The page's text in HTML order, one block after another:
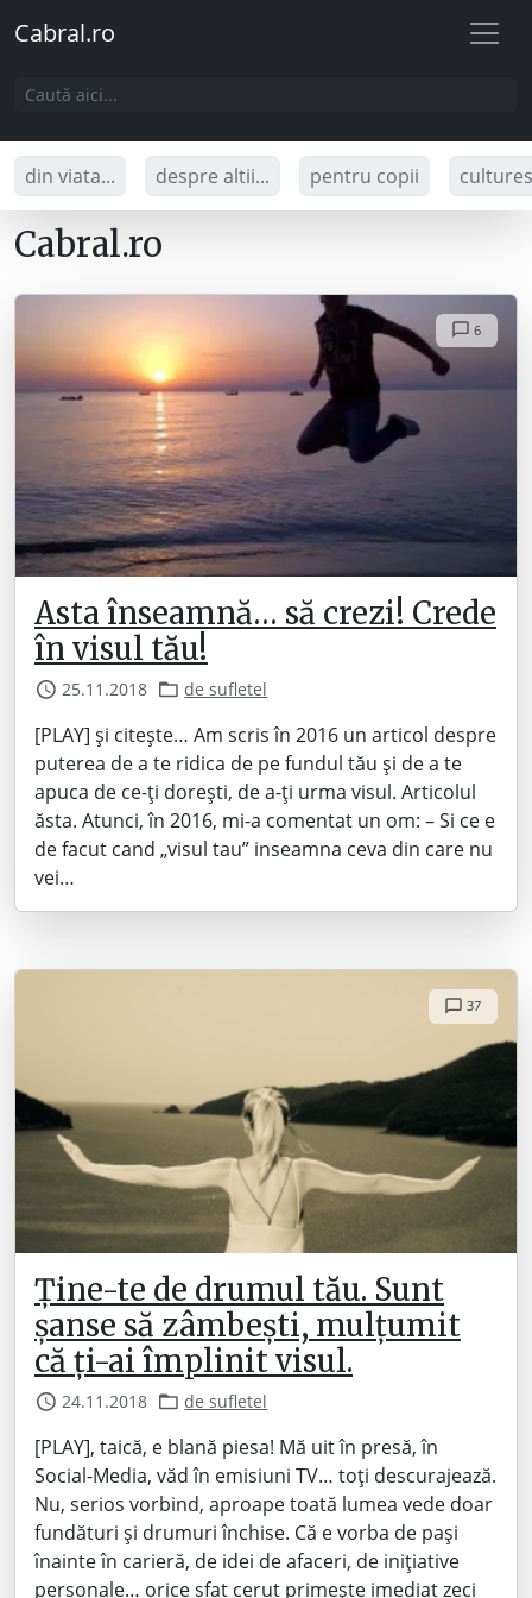
Cabral.ro
din viata... despre altii... pentru copii
Cabral.ro
6
Asta înseamnă… să crezi! Crede
în visul tău!
25.11.2018 de sufletel
[PLAY] și citește… Am scris în 2016 un articol despre
puterea de a te ridica de pe fundul tău și de a te
apuca de ce-ți dorești, de a-ți urma visul. Articolul
ăsta. Atunci, în 2016, mi-a comentat un om: – Si ce e
de facut cand „visul tau” inseamna ceva din care nu
vei…
37
Ține-te de drumul tău. Sunt
șanse să zâmbești, mulțumit
că ți-ai împlinit visul.
24.11.2018 de sufletel
[PLAY], taică, e blană piesa! Mă uit în presă, în
Social-Media, văd în emisiuni TV… toți descurajează.
Nu, serios vorbind, aproape toată lumea vede doar
fundături și drumuri închise. Că e vorba de pași
înainte în carieră, de idei de afaceri, de inițiative
personale… orice sfat cerut primește imediat zeci